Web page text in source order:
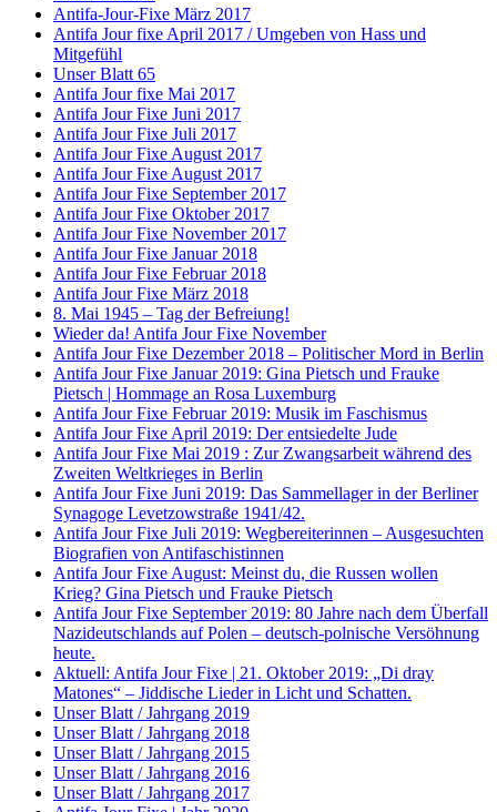
Antifa-Jour-Fixe März 2017
Antifa Jour fixe April 2017 / Umgeben von Hass und
Mitgefühl
Unser Blatt 65
Antifa Jour fixe Mai 2017
Antifa Jour Fixe Juni 2017
Antifa Jour Fixe Juli 2017
Antifa Jour Fixe August 2017
Antifa Jour Fixe August 2017
Antifa Jour Fixe September 2017
Antifa Jour Fixe Oktober 2017
Antifa Jour Fixe November 2017
Antifa Jour Fixe Januar 2018
Antifa Jour Fixe Februar 2018
Antifa Jour Fixe März 2018
8. Mai 1945 – Tag der Befreiung!
Wieder da! Antifa Jour Fixe November
Antifa Jour Fixe Dezember 2018 – Politischer Mord in Berlin
Antifa Jour Fixe Januar 2019: Gina Pietsch und Frauke
Pietsch | Hommage an Rosa Luxemburg
Antifa Jour Fixe Februar 2019: Musik im Faschismus
Antifa Jour Fixe April 2019: Der entsiedelte Jude
Antifa Jour Fixe Mai 2019 : Zur Zwangsarbeit während des
Zweiten Weltkrieges in Berlin
Antifa Jour Fixe Juni 2019: Das Sammellager in der Berliner
Synagoge Levetzowstraße 1941/42.
Antifa Jour Fixe Juli 2019: Wegbereiterinnen – Ausgesuchten
Biografien von Antifaschistinnen
Antifa Jour Fixe August: Meinst du, die Russen wollen
Krieg? Gina Pietsch und Frauke Pietsch
Antifa Jour Fixe September 2019: 80 Jahre nach dem Überfall
Nazideutschlands auf Polen – deutsch-polnische Versöhnung
heute.
Aktuell: Antifa Jour Fixe | 21. Oktober 2019: „Di dray
Matones“ – Jiddische Lieder in Licht und Schatten.
Unser Blatt / Jahrgang 2019
Unser Blatt / Jahrgang 2018
Unser Blatt / Jahrgang 2015
Unser Blatt / Jahrgang 2016
Unser Blatt / Jahrgang 2017